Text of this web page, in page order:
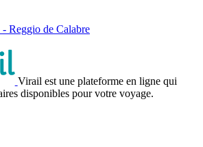
- Reggio de Calabre
Virail est une plateforme en ligne qui
disponibles pour votre voyage.